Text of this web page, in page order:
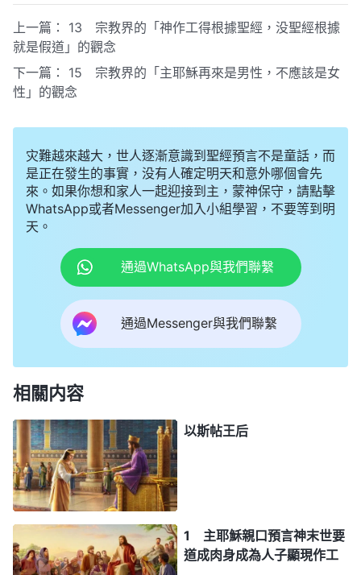
上一篇： 13 宗教界的「神作工得根據聖經，没聖經根據
就是假道」的觀念
下一篇： 15 宗教界的「主耶穌再來是男性，不應該是女
性」的觀念
灾難越來越大，世人逐漸意識到聖經預言不是童話，而
是正在發生的事實，没有人確定明天和意外哪個會先
來。如果你想和家人一起迎接到主，蒙神保守，請點擊
WhatsApp或者Messenger加入小組學習，不要等到明
天。
通過WhatsApp與我們聯繫
通過Messenger與我們聯繫
相關内容
以斯帖王后
1 主耶穌親口預言神末世要
道成肉身成為人子顯現作工